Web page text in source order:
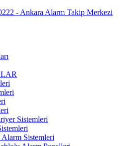
Sistemleri
Sistemleri